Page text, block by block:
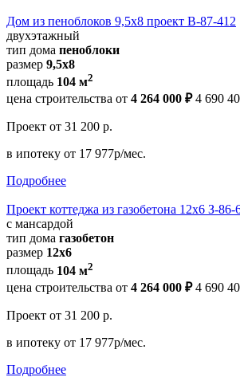
Дом из пеноблоков 9,5х8 проект В-87-412
двухэтажный
тип дома пеноблоки
размер 9,5х8
площадь 104 м2
цена строительства от 4 264 000 ₽ 4 690
Проект от 31 200 р.
в ипотеку от 17 977р/мес.
Подробнее
Проект коттеджа из газобетона 12х6 З-86-
с мансардой
тип дома газобетон
размер 12x6
площадь 104 м2
цена строительства от 4 264 000 ₽ 4 690
Проект от 31 200 р.
в ипотеку от 17 977р/мес.
Подробнее